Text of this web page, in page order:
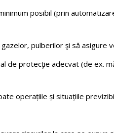
posibil (prin
pulberilor şi să asigure
de protecţie adecvat (de ex.
operațiile și situațiile